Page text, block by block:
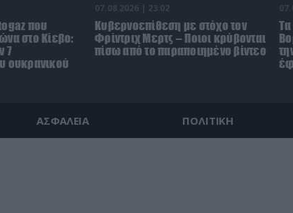
που
στο Κίεβο:
7
ουκρανικού
07.08.2026 | 23:02
Κυβερνοεπίθεση με στόχο τον
Φρίντριχ Μερτς – Ποιοι κρύβονται
πίσω από το παραποιημένο βίντεο
ΑΣΦΑΛΕΙΑ ΠΟΛΙΤΙΚΗ